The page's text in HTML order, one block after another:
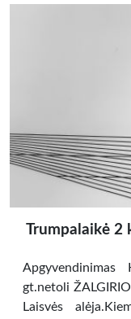
Trumpalaikė 2
gt.netoli
Laisvės